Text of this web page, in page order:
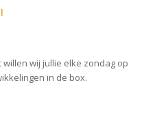
wij jullie elke zondag op
in de box.